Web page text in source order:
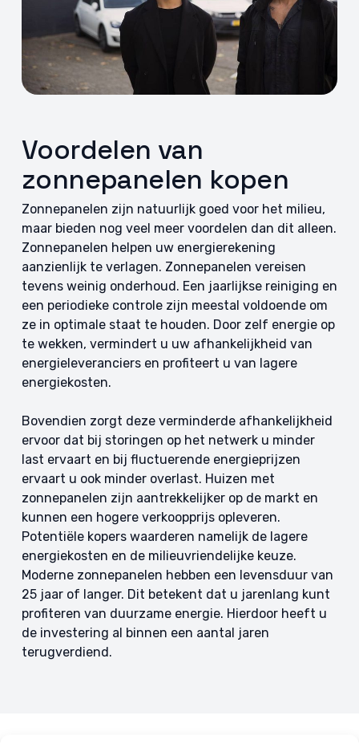
Voordelen van
zonnepanelen kopen
Zonnepanelen zijn natuurlijk goed voor het milieu,
maar bieden nog veel meer voordelen dan dit alleen.
Zonnepanelen helpen uw energierekening
aanzienlijk te verlagen. Zonnepanelen vereisen
tevens weinig onderhoud. Een jaarlijkse reiniging en
een periodieke controle zijn meestal voldoende om
ze in optimale staat te houden. Door zelf energie op
te wekken, vermindert u uw afhankelijkheid van
energieleveranciers en profiteert u van lagere
energiekosten.
Bovendien zorgt deze verminderde afhankelijkheid
ervoor dat bij storingen op het netwerk u minder
last ervaart en bij fluctuerende energieprijzen
ervaart u ook minder overlast. Huizen met
zonnepanelen zijn aantrekkelijker op de markt en
kunnen een hogere verkoopprijs opleveren.
Potentiële kopers waarderen namelijk de lagere
energiekosten en de milieuvriendelijke keuze.
Moderne zonnepanelen hebben een levensduur van
25 jaar of langer. Dit betekent dat u jarenlang kunt
profiteren van duurzame energie. Hierdoor heeft u
de investering al binnen een aantal jaren
terugverdiend.